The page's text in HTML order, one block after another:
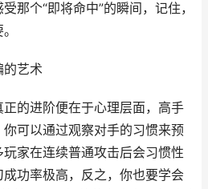
那个“即将命中”的瞬间，记住，
的艺术
的进阶便在于心理层面，高手
可以通过观察对手的习惯来预
家在连续普通攻击后会习惯性
功率极高，反之，你也要学会